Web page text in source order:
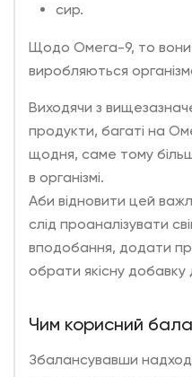
сир.
Щодо Омега-9, то вони
виробляються
Виходячи з
продукти, багаті на
щодня, саме тому
в організмі.
Аби відновити цей
слід проаналізувати
вподобання, додати
обрати якісну
Чим корисний
Збалансувавши